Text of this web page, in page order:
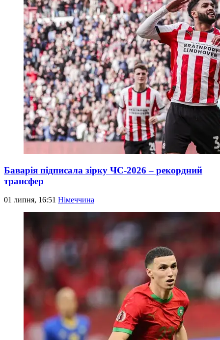
Баварія підписала зірку ЧС-2026 – рекордний
трансфер
01 липня, 16:51 Німеччина